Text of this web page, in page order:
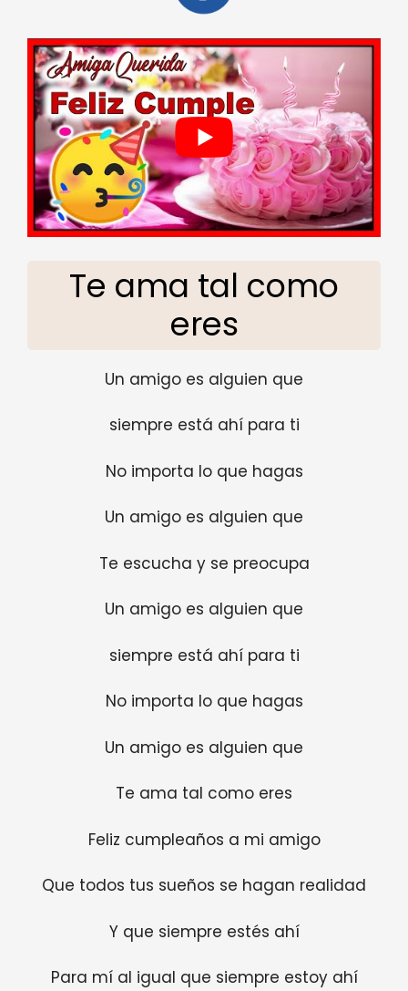
Te ama tal como
eres
Un amigo es alguien que
siempre está ahí para ti
No importa lo que hagas
Un amigo es alguien que
Te escucha y se preocupa
Un amigo es alguien que
siempre está ahí para ti
No importa lo que hagas
Un amigo es alguien que
Te ama tal como eres
Feliz cumpleaños a mi amigo
Que todos tus sueños se hagan realidad
Y que siempre estés ahí
Para mí al igual que siempre estoy ahí